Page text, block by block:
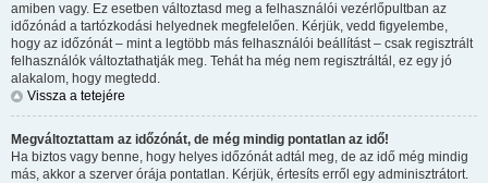
amiben vagy. Ez esetben változtasd meg a felhasználói vezérlőpultban az
időzónád a tartózkodási helyednek megfelelően. Kérjük, vedd figyelembe,
hogy az időzónát – mint a legtöbb más felhasználói beállítást – csak regisztrált
felhasználók változtathatják meg. Tehát ha még nem regisztráltál, ez egy jó
alakalom, hogy megtedd.
Vissza a tetejére
Megváltoztattam az időzónát, de még mindig pontatlan az idő!
Ha biztos vagy benne, hogy helyes időzónát adtál meg, de az idő még mindig
más, akkor a szerver órája pontatlan. Kérjük, értesíts erről egy adminisztrátort.